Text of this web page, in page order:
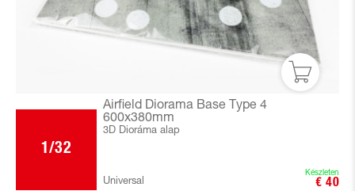
1/32
Airfield Diorama Base Type 4
600x380mm
3D Dioráma alap
Universal
Készleten
€ 40